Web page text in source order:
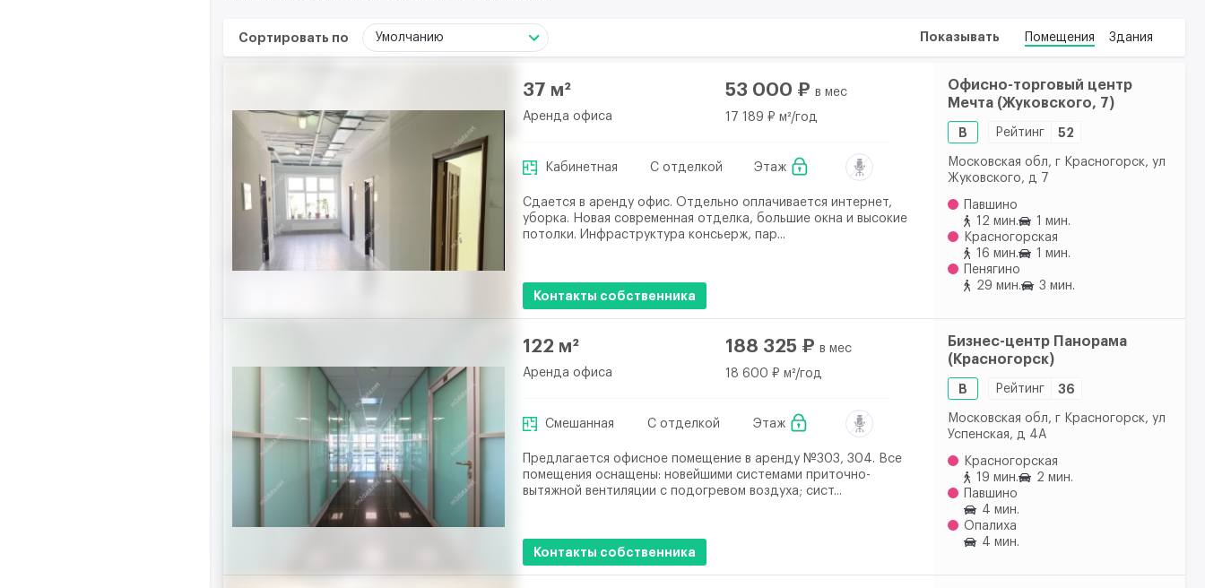
Сортировать по Умолчанию Показывать Помещения Здания
37 м²
Аренда офиса
53 000 ₽ в мес
17 189 ₽ м²/год
Кабинетная С отделкой Этаж
Сдается в аренду офис. Отдельно оплачивается интернет,
уборка. Новая современная отделка, большие окна и высокие
потолки. Инфраструктура консьерж, пар...
Контакты собственника
Офисно-торговый центр
Мечта (Жуковского, 7)
B Рейтинг 52
Московская обл, г Красногорск, ул
Жуковского, д 7
Павшино
12 мин.
1 мин.
Красногорская
16 мин.
1 мин.
Пенягино
29 мин.
3 мин.
122 м²
Аренда офиса
188 325 ₽ в мес
18 600 ₽ м²/год
Смешанная С отделкой Этаж
Предлагается офисное помещение в аренду №303, 304. Все
помещения оснащены: новейшими системами приточно-
вытяжной вентиляции с подогревом воздуха; сист...
Контакты собственника
Бизнес-центр Панорама
(Красногорск)
B Рейтинг 36
Московская обл, г Красногорск, ул
Успенская, д 4А
Красногорская
19 мин.
2 мин.
Павшино
4 мин.
Опалиха
4 мин.